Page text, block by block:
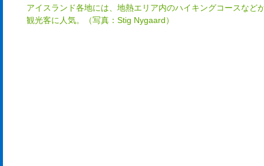
アイスランド各地には、地熱エリア内のハイキングコースなど
観光客に人気。（写真：Stig Nygaard）